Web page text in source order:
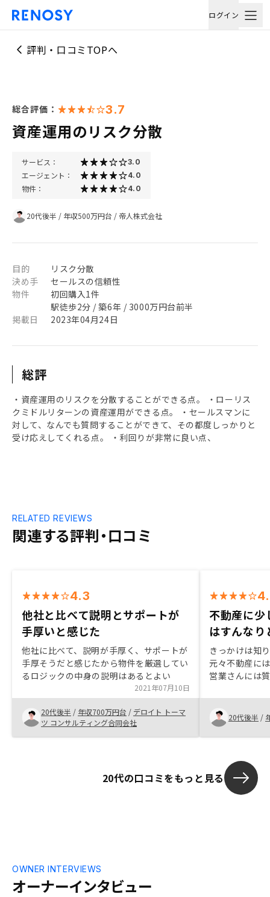
ログイン
評判・口コミTOPへ
総合評価： 3.7
資産運用のリスク分散
サービス： 3.0
エージェント： 4.0
物件： 4.0
20代後半 / 年収500万円台 / 帝人株式会社
目的
リスク分散
決め手
セールスの信頼性
物件
初回購入1件
駅徒歩2分 / 築6年 / 3000万円台前半
掲載日
2023年04月24日
総評
・資産運用のリスクを分散することができる点。 ・ローリス
クミドルリターンの資産運用ができる点。 ・セールスマンに
対して、なんでも質問することができて、その都度しっかりと
受け応えしてくれる点。 ・利回りが非常に良い点、
関連する評判・口コミ
RELATED REVIEWS
4.3
他社と比べて説明とサポートが
手厚いと感じた
他社に比べて、説明が手厚く、サポートが
手厚そうだと感じたから物件を厳選してい
るロジックの中身の説明はあるとよい
2021年07月10日
20代後半 / 年収700万円台 / デロイト トーマ
ツ コンサルティング合同会社
不動産に少
はすんなり
きっかけは知
元々不動産に
営業さんには
以前生命保険
べて不動産投
感じたのも理
とだとは思う
20代後半 /
20代の口コミをもっと見る
オーナーインタビュー
OWNER INTERVIEWS